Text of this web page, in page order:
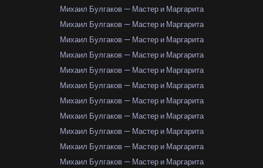
Михаил Булгаков — Мастер и Маргарита
Михаил Булгаков — Мастер и Маргарита
Михаил Булгаков — Мастер и Маргарита
Михаил Булгаков — Мастер и Маргарита
Михаил Булгаков — Мастер и Маргарита
Михаил Булгаков — Мастер и Маргарита
Михаил Булгаков — Мастер и Маргарита
Михаил Булгаков — Мастер и Маргарита
Михаил Булгаков — Мастер и Маргарита
Михаил Булгаков — Мастер и Маргарита
Михаил Булгаков — Мастер и Маргарита